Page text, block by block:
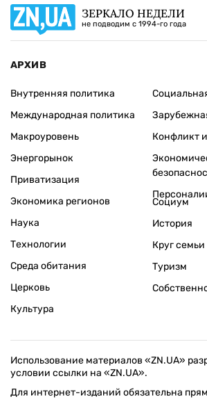
ЗЕРКАЛО НЕДЕЛИ
не подводим с 1994-го года
АРХИВ
Внутренняя политика
Международная политика
Макроуровень
Энергорынок
Приватизация
Экономика регионов
Конфликт
Наука
Технологии
Среда обитания
Церковь
Культура
Социум
История
Круг семьи
Туризм
Использование материалов «ZN.UA»
условии ссылки на «ZN.UA».
Для интернет-изданий обязательна